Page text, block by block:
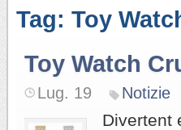
Tag: Toy
Toy Watch
Lug. 19 Notizie
Divertent